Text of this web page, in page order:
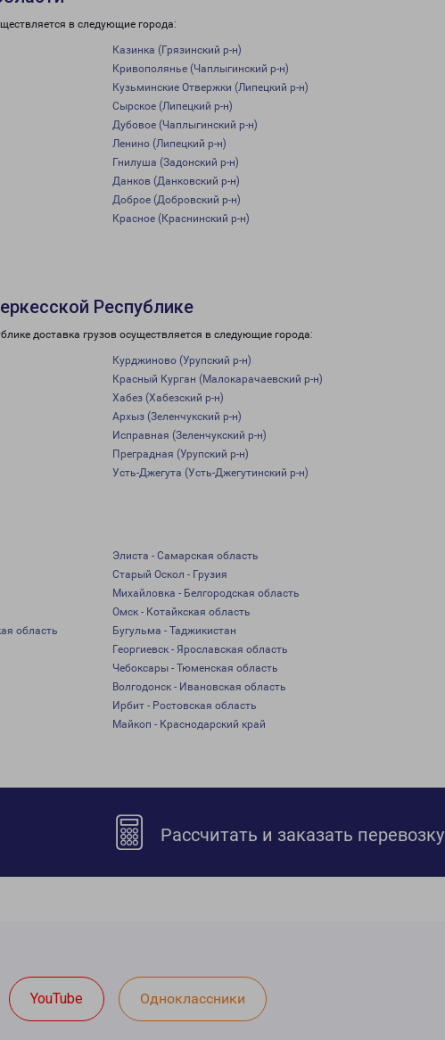
в следующие города:
Казинка (Грязинский р-н)
Кривополянье (Чаплыгинский р-н)
Кузьминские Отвержки (Липецкий р-н)
Сырское (Липецкий р-н)
Дубовое (Чаплыгинский р-н)
Ленино (Липецкий р-н)
Гнилуша (Задонский р-н)
Данков (Данковский р-н)
Доброе (Добровский р-н)
Красное (Краснинский р-н)
Республике
доставка грузов осуществляется в следующие города:
Курджиново (Урупский р-н)
Красный Курган (Малокарачаевский р-н)
Хабез (Хабезский р-н)
Архыз (Зеленчукский р-н)
Исправная (Зеленчукский р-н)
Преградная (Урупский р-н)
Усть-Джегута (Усть-Джегутинский р-н)
Элиста - Самарская область
Старый Оскол - Грузия
Михайловка - Белгородская область
Омск - Котайкская область
область
Бугульма - Таджикистан
Георгиевск - Ярославская область
Чебоксары - Тюменская область
Волгодонск - Ивановская область
Ирбит - Ростовская область
Майкоп - Краснодарский край
Рассчитать и заказать перевозку
YouTube Одноклассники